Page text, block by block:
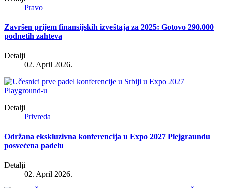
Pravo
Završen prijem finansijskih izveštaja za 2025: Gotovo 290.000
podnetih zahteva
Detalji
02. April 2026.
Detalji
Privreda
Održana ekskluzivna konferencija u Expo 2027 Plejgraundu
posvećena padelu
Detalji
02. April 2026.